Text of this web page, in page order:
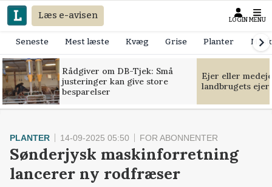
Læs e-avisen LOGIN MENU
Seneste Mest læste Kvæg Grise Planter
Rådgiver om DB-Tjek: Små
justeringer kan give store
besparelser
Ejer eller
landbrugets
PLANTER 14-09-2025 05:50 FOR ABONNENTER
Sønderjysk maskinforretning
lancerer ny rodfræser